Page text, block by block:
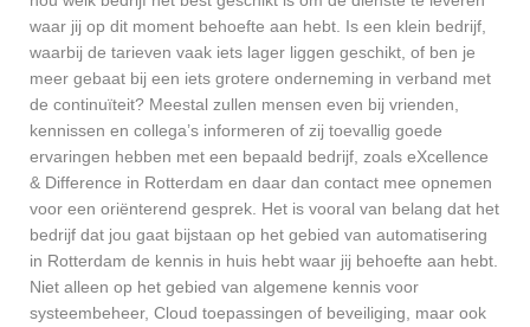
waar jij op dit moment behoefte aan hebt. Is een klein bedrijf,
waarbij de tarieven vaak iets lager liggen geschikt, of ben je
meer gebaat bij een iets grotere onderneming in verband met
de continuïteit? Meestal zullen mensen even bij vrienden,
kennissen en collega’s informeren of zij toevallig goede
ervaringen hebben met een bepaald bedrijf, zoals eXcellence
& Difference in Rotterdam en daar dan contact mee opnemen
voor een oriënterend gesprek. Het is vooral van belang dat het
bedrijf dat jou gaat bijstaan op het gebied van automatisering
in Rotterdam de kennis in huis hebt waar jij behoefte aan hebt.
Niet alleen op het gebied van algemene kennis voor
systeembeheer, Cloud toepassingen of beveiliging, maar ook